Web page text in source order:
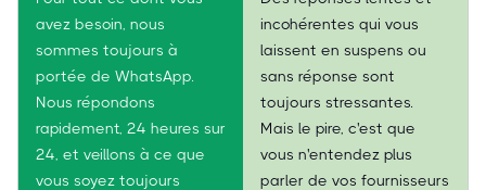
avez besoin, nous
sommes toujours à
portée de WhatsApp.
Nous répondons
rapidement, 24 heures sur
24, et veillons à ce que
vous soyez toujours
incohérentes qui vous
laissent en suspens ou
sans réponse sont
toujours stressantes.
Mais le pire, c'est que
vous n'entendez plus
parler de vos fournisseurs